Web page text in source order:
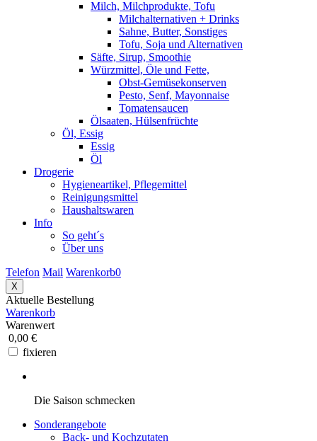
Milch, Milchprodukte, Tofu
Milchalternativen + Drinks
Sahne, Butter, Sonstiges
Tofu, Soja und Alternativen
Säfte, Sirup, Smoothie
Würzmittel, Öle und Fette,
Obst-Gemüsekonserven
Pesto, Senf, Mayonnaise
Tomatensaucen
Ölsaaten, Hülsenfrüchte
Öl, Essig
Essig
Öl
Drogerie
Hygieneartikel, Pflegemittel
Reinigungsmittel
Haushaltswaren
Info
So geht´s
Über uns
Telefon Mail Warenkorb0
X
Aktuelle Bestellung
Warenkorb
Warenwert
0,00 €
fixieren
Die Saison schmecken
Sonderangebote
Back- und Kochzutaten